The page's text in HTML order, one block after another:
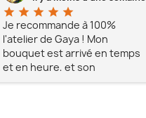
star star star star star
Je recommande à 100%
l'atelier de Gaya ! Mon
bouquet est arrivé en temps
et en heure, et son